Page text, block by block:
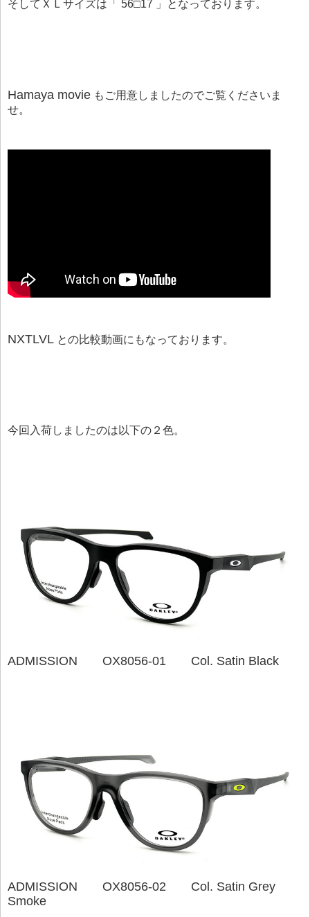
そしてＸＬサイズは「 56□17 」となっております。
Hamaya movie もご用意しましたのでご覧くださいま
せ。
NXTLVL との比較動画にもなっております。
今回入荷しましたのは以下の２色。
ADMISSION OX8056-01 Col. Satin Black
ADMISSION OX8056-02 Col. Satin Grey
Smoke